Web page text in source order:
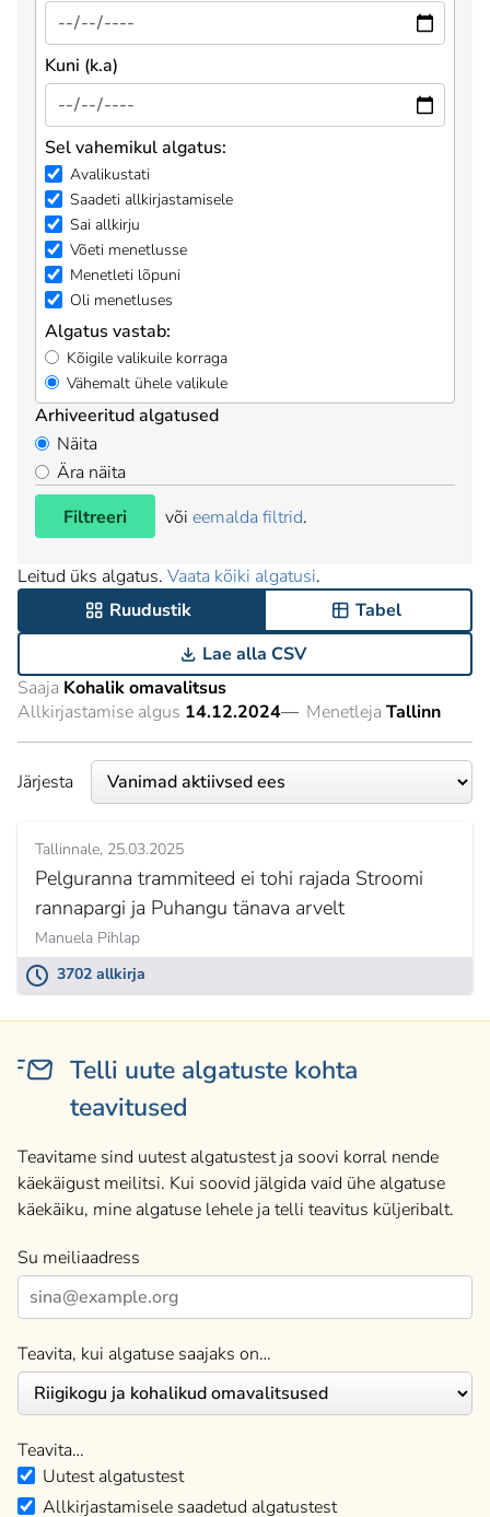
Kuni (k.a)
Sel vahemikul algatus:
Avalikustati
Saadeti allkirjastamisele
Sai allkirju
Võeti menetlusse
Menetleti lõpuni
Oli menetluses
Algatus vastab:
Kõigile valikuile korraga
Vähemalt ühele valikule
Arhiveeritud algatused
Näita
Ära näita
Filtreeri
või eemalda filtrid.
Leitud üks algatus. Vaata kõiki algatusi.
Ruudustik
Tabel
Lae alla CSV
Saaja Kohalik omavalitsus
Allkirjastamise algus 14.12.2024— Menetleja Tallinn
Järjesta
Tallinnale 25.03.2025
Pelguranna trammiteed ei tohi rajada Stroomi
rannapargi ja Puhangu tänava arvelt
Manuela Pihlap
3702 allkirja
Telli uute algatuste kohta
teavitused
Teavitame sind uutest algatustest ja soovi korral nende
käekäigust meilitsi. Kui soovid jälgida vaid ühe algatuse
käekäiku, mine algatuse lehele ja telli teavitus küljeribalt.
Su meiliaadress
Teavita, kui algatuse saajaks on…
Teavita…
Uutest algatustest
Allkirjastamisele saadetud algatustest